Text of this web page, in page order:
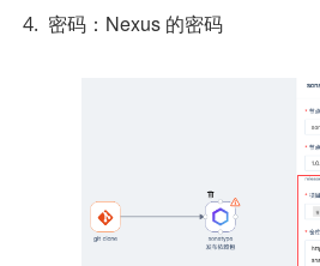
密码：Nexus 的密码